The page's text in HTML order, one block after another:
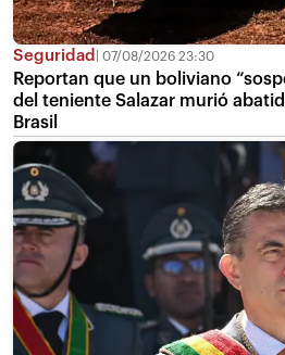
Seguridad 07/08/2026 23:30
Reportan que un boliviano
del teniente Salazar murió
Brasil